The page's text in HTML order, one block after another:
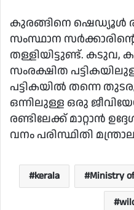
കുരങ്ങിനെ ഷെഡ്യൂള്‍
സംസ്ഥാന
തള്ളിയിട്ടുണ്ട്.
സംരക്ഷിത
പട്ടികയില്‍ തന്നെ
ഒന്നിലുള്ള ഒരു
രണ്ടിലേക്ക് മാറ്റാന്‍
വനം പരിസ്ഥിതി
kerala
Ministry